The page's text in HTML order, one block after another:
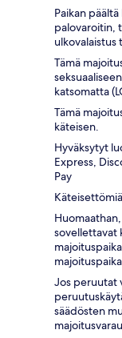
Paikan
palovaroitin,
ulkovalaistus
Tämä
katsomatta
Tämä
käteisen.
Hyväksytyt
Express,
Pay
sovellettavat
Jos peruutat
säädösten